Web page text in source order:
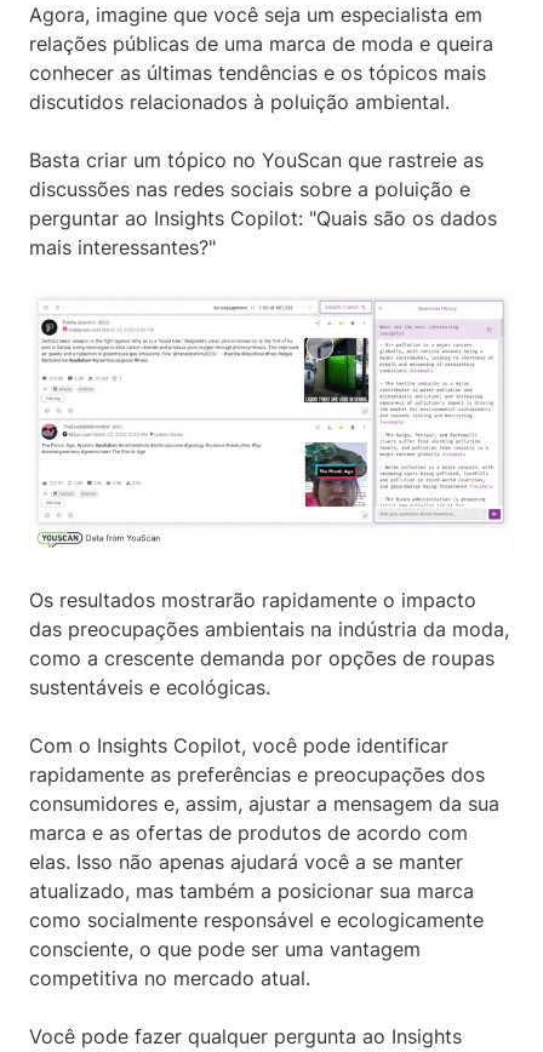
Agora, imagine que você seja um especialista em
relações públicas de uma marca de moda e queira
conhecer as últimas tendências e os tópicos mais
discutidos relacionados à poluição ambiental.
Basta criar um tópico no YouScan que rastreie as
discussões nas redes sociais sobre a poluição e
perguntar ao Insights Copilot: "Quais são os dados
mais interessantes?"
Os resultados mostrarão rapidamente o impacto
das preocupações ambientais na indústria da moda,
como a crescente demanda por opções de roupas
sustentáveis e ecológicas.
Com o Insights Copilot, você pode identificar
rapidamente as preferências e preocupações dos
consumidores e, assim, ajustar a mensagem da sua
marca e as ofertas de produtos de acordo com
elas. Isso não apenas ajudará você a se manter
atualizado, mas também a posicionar sua marca
como socialmente responsável e ecologicamente
consciente, o que pode ser uma vantagem
competitiva no mercado atual.
Você pode fazer qualquer pergunta ao Insights